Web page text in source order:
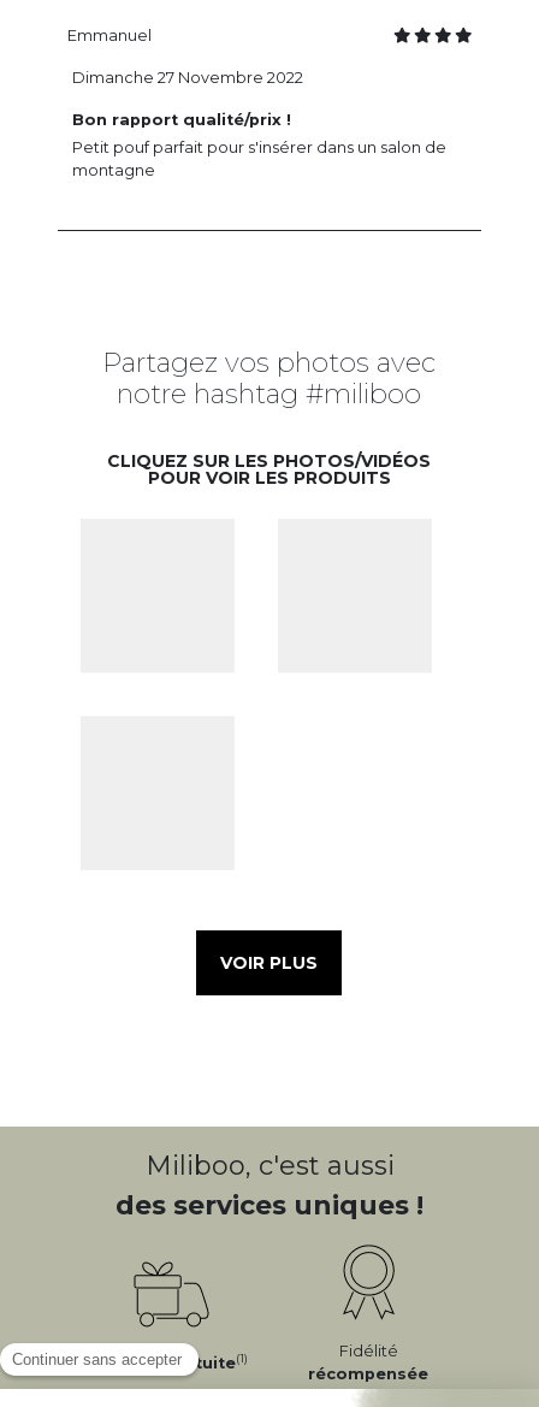
Emmanuel
Bon rapport qualité/prix !
Petit pouf parfait pour s'insérer dans un salon de
montagne
Dimanche 27 Novembre 2022
Partagez vos photos avec
notre hashtag #miliboo
CLIQUEZ SUR LES PHOTOS/VIDÉOS
POUR VOIR LES PRODUITS
VOIR PLUS
Miliboo, c'est aussi
des services uniques !
LivraisonGratuite(1)
Fidélité
récompensée